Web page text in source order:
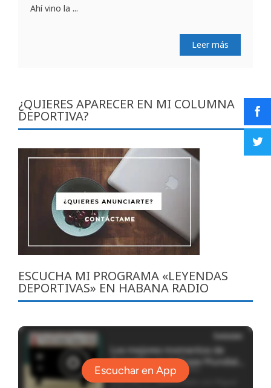
Ahí vino la ...
Leer más
¿QUIERES APARECER EN MI COLUMNA
DEPORTIVA?
ESCUCHA MI PROGRAMA «LEYENDAS
DEPORTIVAS» EN HABANA RADIO